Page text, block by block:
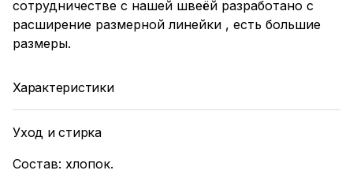
сотрудничестве с нашей швеёй разработано с
расширение размерной линейки , есть большие
размеры.
Характеристики
Уход и стирка
Состав: хлопок.